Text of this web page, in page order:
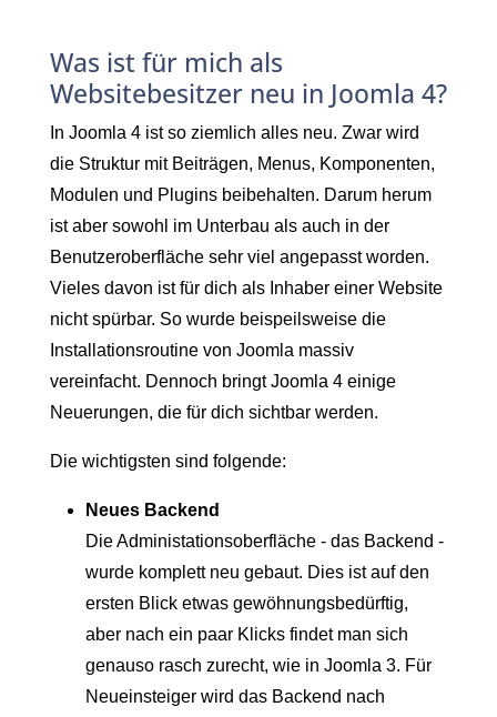
Was ist für mich als
Websitebesitzer neu in Joomla 4?
In Joomla 4 ist so ziemlich alles neu. Zwar wird
die Struktur mit Beiträgen, Menus, Komponenten,
Modulen und Plugins beibehalten. Darum herum
ist aber sowohl im Unterbau als auch in der
Benutzeroberfläche sehr viel angepasst worden.
Vieles davon ist für dich als Inhaber einer Website
nicht spürbar. So wurde beispeilsweise die
Installationsroutine von Joomla massiv
vereinfacht. Dennoch bringt Joomla 4 einige
Neuerungen, die für dich sichtbar werden.
Die wichtigsten sind folgende:
Neues Backend
Die Administationsoberfläche - das Backend -
wurde komplett neu gebaut. Dies ist auf den
ersten Blick etwas gewöhnungsbedürftig,
aber nach ein paar Klicks findet man sich
genauso rasch zurecht, wie in Joomla 3. Für
Neueinsteiger wird das Backend nach